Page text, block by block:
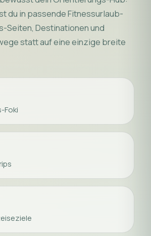
du in passende Fitnessurlaub-
Seiten, Destinationen und
statt auf eine einzige breite
Foki